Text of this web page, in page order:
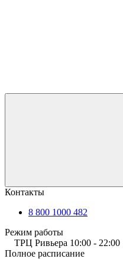
Контакты
8 800 1000 482
Режим работы
ТРЦ Ривьера 10:00 - 22:00
Полное расписание